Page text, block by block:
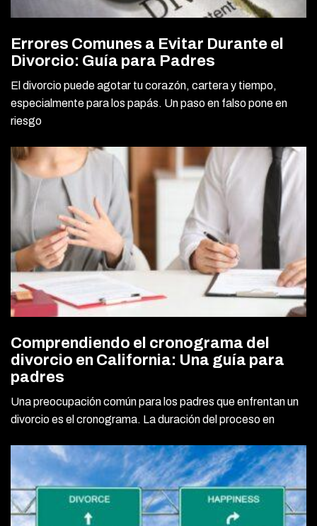
Errores Comunes a Evitar Durante el
Divorcio: Guía para Padres
El divorcio puede agotar tu corazón, cartera y tiempo,
especialmente para los papás. Un paso en falso pone en
riesgo
Comprendiendo el cronograma del
divorcio en California: Una guía para
padres
Una preocupación común para los padres que enfrentan un
divorcio es el cronograma. La duración del proceso en